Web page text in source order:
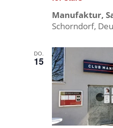
Manufaktur,
Schorndorf,
DO.
15